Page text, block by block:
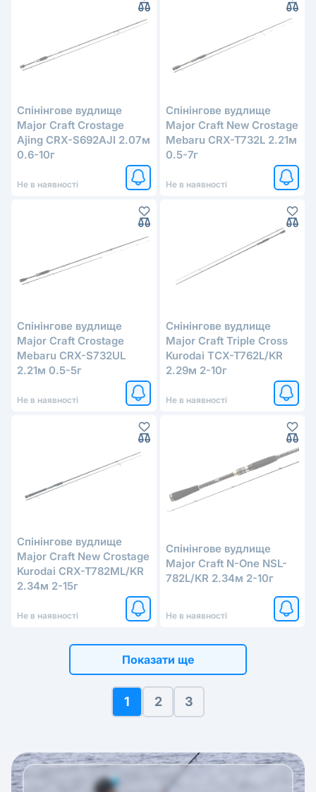
Спінінгове вудлище
Major Craft Crostage
Ajing CRX-S692AJI 2.07м
0.6-10г
Не в наявності
Спінінгове вудлище
Major Craft New Crostage
Mebaru CRX-T732L 2.21м
0.5-7г
Не в наявності
Cпінінговe вудлище
Major Craft Crostage
Mebaru CRX-S732UL
2.21м 0.5-5г
Не в наявності
Снінінгове вудлище
Major Craft Triple Cross
Kurodai TCX-T762L/KR
2.29м 2-10г
Не в наявності
Спінінгове вудлище
Major Craft New Crostage
Kurodai CRX-T782ML/KR
2.34м 2-15г
Не в наявності
Спінінгове вудлище
Major Craft N-One NSL-
782L/KR 2.34м 2-10г
Не в наявності
1 2 3
Показати ще